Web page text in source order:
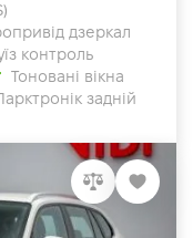
дзеркал
контроль
Тоновані вікна
задній